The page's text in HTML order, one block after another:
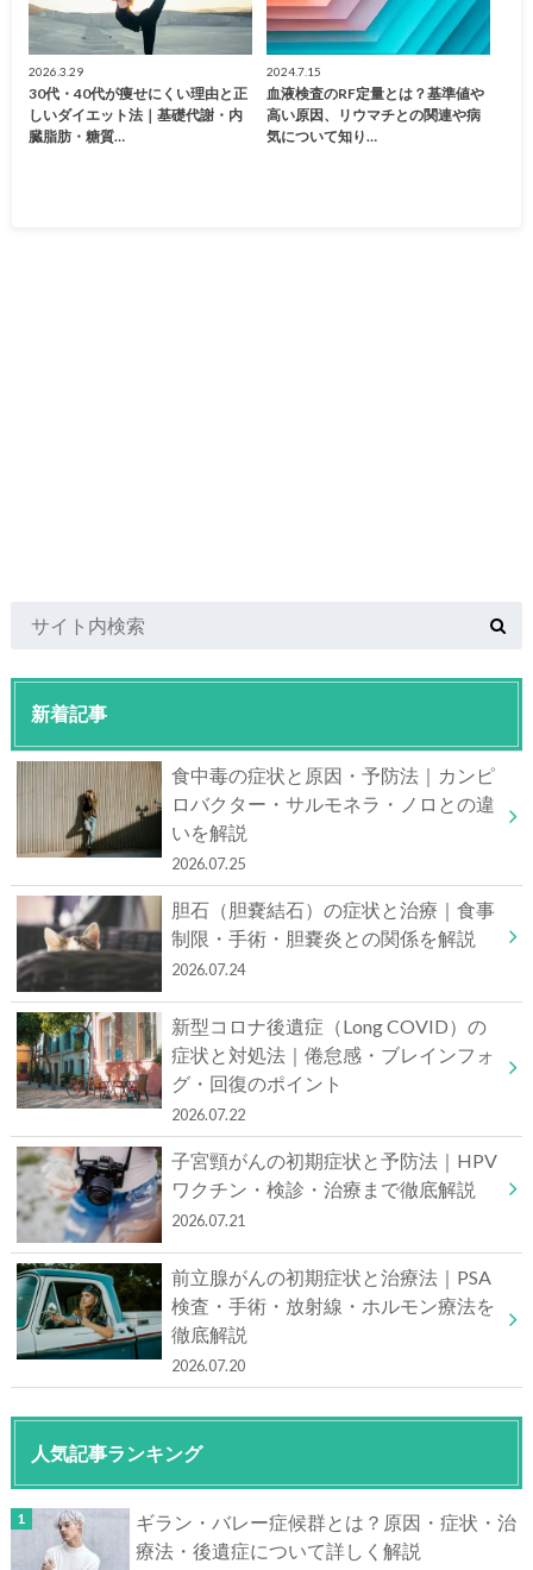
2026.3.29
30代・40代が痩せにくい理由と正
しいダイエット法｜基礎代謝・内
臓脂肪・糖質…
2024.7.15
血液検査のRF定量とは？基準値や
高い原因、リウマチとの関連や病
気について知り…
新着記事
食中毒の症状と原因・予防法｜カンピ
ロバクター・サルモネラ・ノロとの違
いを解説
2026.07.25
胆石（胆嚢結石）の症状と治療｜食事
制限・手術・胆嚢炎との関係を解説
2026.07.24
新型コロナ後遺症（Long COVID）の
症状と対処法｜倦怠感・ブレインフォ
グ・回復のポイント
2026.07.22
子宮頸がんの初期症状と予防法｜HPV
ワクチン・検診・治療まで徹底解説
2026.07.21
前立腺がんの初期症状と治療法｜PSA
検査・手術・放射線・ホルモン療法を
徹底解説
2026.07.20
人気記事ランキング
ギラン・バレー症候群とは？原因・症状・治
療法・後遺症について詳しく解説